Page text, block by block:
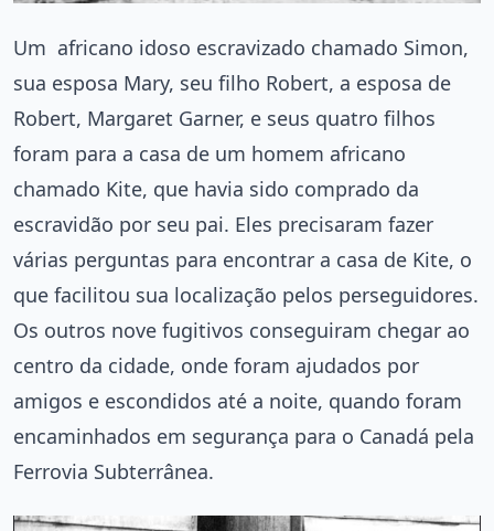
Um africano idoso escravizado chamado Simon,
sua esposa Mary, seu filho Robert, a esposa de
Robert, Margaret Garner, e seus quatro filhos
foram para a casa de um homem africano
chamado Kite, que havia sido comprado da
escravidão por seu pai. Eles precisaram fazer
várias perguntas para encontrar a casa de Kite, o
que facilitou sua localização pelos perseguidores.
Os outros nove fugitivos conseguiram chegar ao
centro da cidade, onde foram ajudados por
amigos e escondidos até a noite, quando foram
encaminhados em segurança para o Canadá pela
Ferrovia Subterrânea.